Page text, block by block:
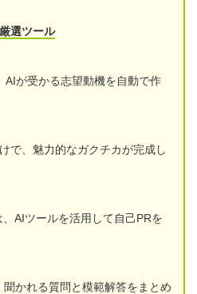
選ツール
AIが受かる志望動機を自動で作
で、魅力的なガクチカが完成し
AIツールを活用して自己PRを
かれる質問と模範解答をまとめ